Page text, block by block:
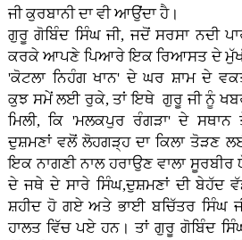
ਜੀ ਕੁਰਬਾਨੀ ਦਾ ਵੀ ਆਉਂਦਾ ਹੈ।
ਗੁਰੂ ਗੋਬਿੰਦ ਸਿੰਘ ਜੀ, ਜਦੋਂ ਸਰਸਾ ਨਦੀ
ਕਰਕੇ ਆਪਣੇ ਪਿਆਰੇ ਇਕ ਰਿਆਸਤ ਦੇ
'ਕੋਟਲਾ ਨਿਹੰਗ ਖਾਨ' ਦੇ ਘਰ ਸ਼ਾਮ ਦੇ
ਕੁਝ ਸਮੇਂ ਲਈ ਰੁਕੇ, ਤਾਂ ਇਥੇ ਗੁਰੂ ਜੀ ਨੂੰ
ਮਿਲੀ, ਕਿ 'ਮਲਕਪੁਰ ਰੰਗੜਾ' ਦੇ ਸਥਾਨ
ਦੁਸ਼ਮਣਾਂ ਵਲੋਂ ਲੋਹਗੜ੍ਹ ਦਾ ਕਿਲਾ ਤੋੜਣ
ਇਕ ਨਾਗਣੀ ਨਾਲ ਹਰਾਉਣ ਵਾਲਾ ਸੂਰਬੀਰ
ਦੇ ਜਥੇ ਦੇ ਸਾਰੇ ਸਿੰਘ,ਦੁਸ਼ਮਣਾਂ ਦੀ ਬੇਹੱਦ
ਸ਼ਹੀਦ ਹੋ ਗਏ ਅਤੇ ਭਾਈ ਬਚਿੱਤਰ ਸਿੰਘ
ਹਾਲਤ ਵਿੱਚ ਪਏ ਹਨ। ਤਾਂ ਗੁਰੂ ਗੋਬਿੰਦ